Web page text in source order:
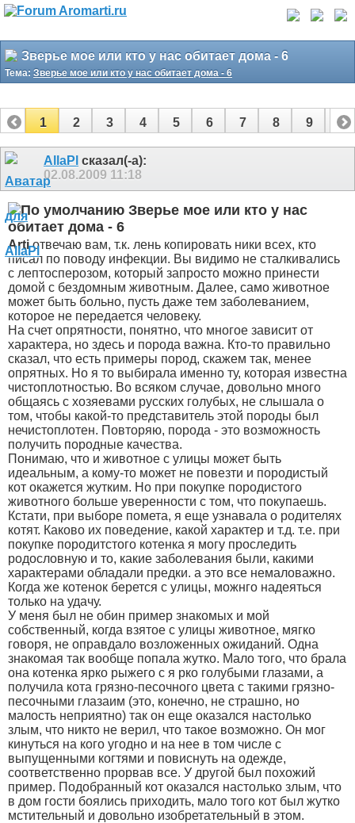
Зверье мое или кто у нас обитает дома - 6
Тема: Зверье мое или кто у нас обитает дома - 6
1 2 3 4 5 6 7 8 9 10
11 12 14
AllaPl сказал(-а):
02.08.2009 11:18
Зверье мое или кто у нас
обитает дома - 6
Artiотвечаю вам, т.к. лень копировать ники всех, кто
писал по поводу инфекции. Вы видимо не сталкивались
с лептосперозом, который запросто можно принести
домой с бездомным животным. Далее, само животное
может быть больно, пусть даже тем заболеванием,
которое не передается человеку.
На счет опрятности, понятно, что многое зависит от
характера, но здесь и порода важна. Кто-то правильно
сказал, что есть примеры пород, скажем так, менее
опрятных. Но я то выбирала именно ту, которая известна
чистоплотностью. Во всяком случае, довольно много
общаясь с хозяевами русских голубых, не слышала о
том, чтобы какой-то представитель этой породы был
нечистоплотен. Повторяю, порода - это возможность
получить породные качества.
Понимаю, что и животное с улицы может быть
идеальным, а кому-то может не повезти и породистый
кот окажется жутким. Но при покупке породистого
животного больше уверенности с том, что покупаешь.
Кстати, при выборе помета, я еще узнавала о родителях
котят. Каково их поведение, какой характер и т.д. т.е. при
покупке породитстого котенка я могу проследить
родословную и то, какие заболевания были, какими
характерами обладали предки. а это все немаловажно.
Когда же котенок берется с улицы, можнго надеяться
только на удачу.
У меня был не обин пример знакомых и мой
собственный, когда взятое с улицы животное, мягко
говоря, не оправдало возложенных ожиданий. Одна
знакомая так вообще попала жутко. Мало того, что брала
она котенка ярко рыжего с я рко голубыми глазами, а
получила кота грязно-песочного цвета с такими грязно-
песочными глазаим (это, конечно, не страшно, но
малость неприятно) так он еще оказался настолько
злым, что никто не верил, что такое возможно. Он мог
кинуться на кого угодно и на нее в том числе с
выпущенными когтями и повиснуть на одежде,
соответственно прорвав все. У другой был похожий
пример. Подобранный кот оказался настолько злым, что
в дом гости боялись приходить, мало того кот был жутко
мстительный и довольно изобретательный в этом.